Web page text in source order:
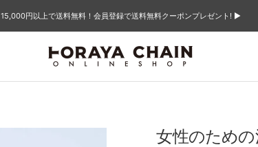
15,000円以上で送料無料！会員登録で送料無料クーポンプレゼント! ▶︎
TORAYACHAIN
ONLINE
SHOP
女性のため